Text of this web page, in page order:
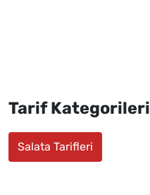
Tarif Kategorileri
Salata Tarifleri